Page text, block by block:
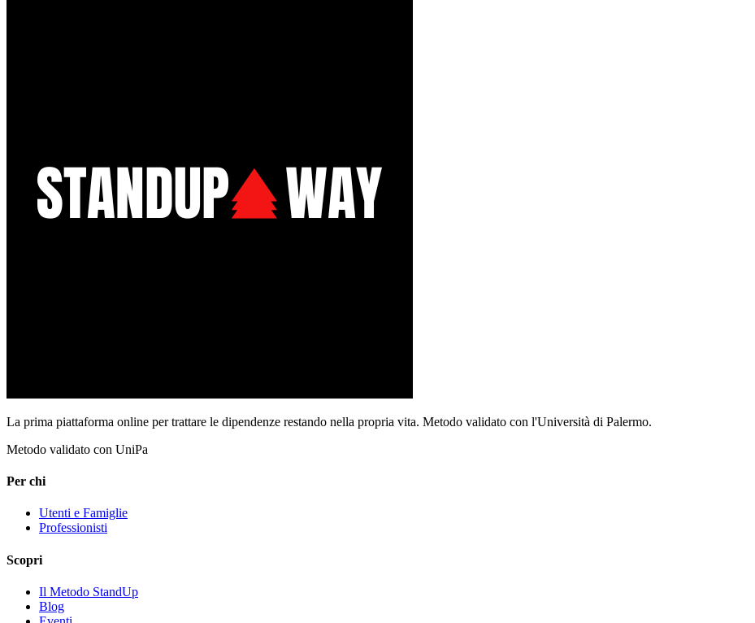
La prima piattaforma online per trattare le dipendenze restando nella propria vita. Metodo validato con l'Università di Palermo.
Metodo validato con UniPa
Per chi
Utenti e Famiglie
Professionisti
Scopri
Il Metodo StandUp
Blog